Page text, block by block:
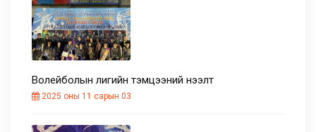
Волейболын лигийн тэмцээний нээлт
2025 оны 11 сарын 03